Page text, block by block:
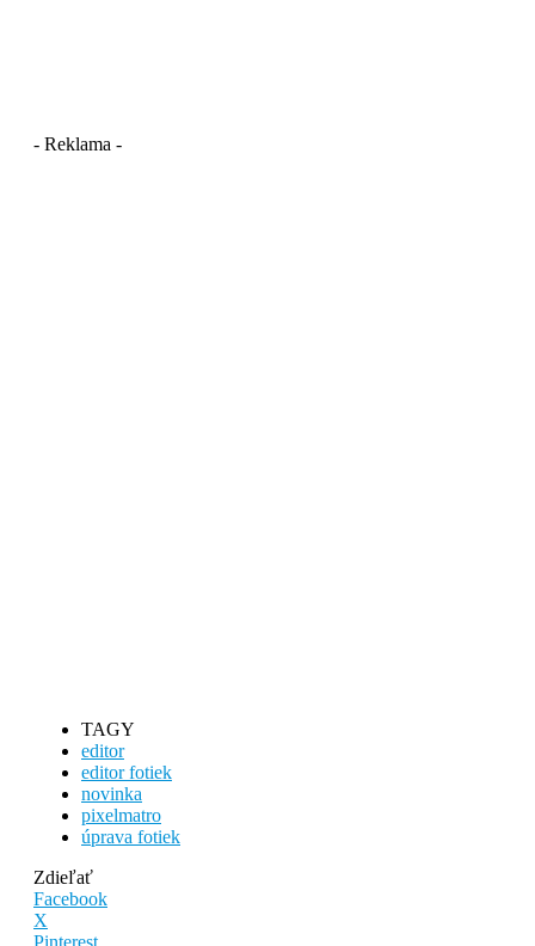
- Reklama -
TAGY
editor
editor fotiek
novinka
pixelmatro
úprava fotiek
Zdieľať
Facebook
X
Pinterest